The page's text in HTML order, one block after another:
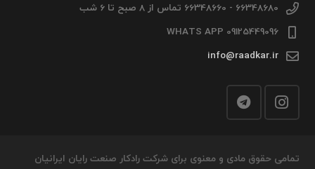
66348680 - 66348660 تماس از 8 صبح تا 6 شب
09125449096 WHATS APP
info@raadkar.ir
تمامی حقوق مادی و معنوی برای شرکت رادکار صنعت رایان ایرانیان